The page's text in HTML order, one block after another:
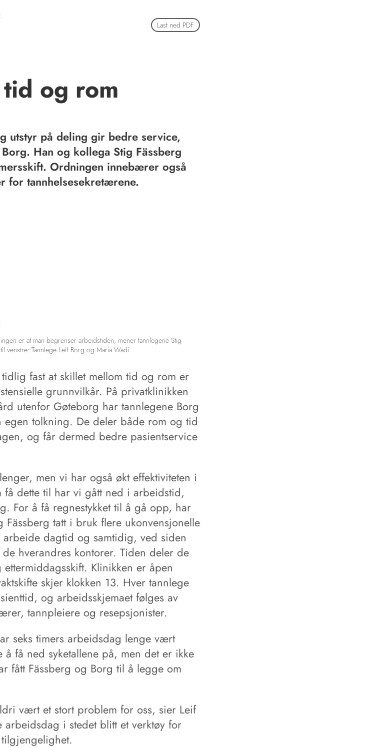
Last ned PDF
og rom
utstyr på deling gir bedre service,
Han og kollega Stig Fässberg
Ordningen innebærer også
for tannhelsesekretærene.
er at man begrenser arbeidstiden, mener tannlegene Stig
venstre: Tannlege Leif Borg og Maria Wadi.
fast at skillet mellom tid og rom er
grunnvilkår. På privatklinikken
utenfor Gøteborg har tannlegene Borg
tolkning. De deler både rom og tid
og får dermed bedre pasientservice
men vi har også økt effektiviteten i
få dette til har vi gått ned i arbeidstid,
For å få regnestykket til å gå opp, har
Fässberg tatt i bruk flere ukonvensjonelle
arbeide dagtid og samtidig, ved siden
hverandres kontorer. Tiden deler de
Klinikken er åpen
skjer klokken 13. Hver tannlege
og arbeidsskjemaet følges av
tannpleiere og resepsjonister.
seks timers arbeidsdag lenge vært
å få ned syketallene på, men det er ikke
fått Fässberg og Borg til å legge om
vært et stort problem for oss, sier Leif
i stedet blitt et verktøy for